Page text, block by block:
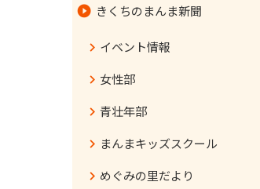
きくちのまんま新聞
イベント情報
女性部
青壮年部
まんまキッズスクール
めぐみの里だより